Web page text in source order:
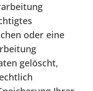
oder eine
gelöscht,